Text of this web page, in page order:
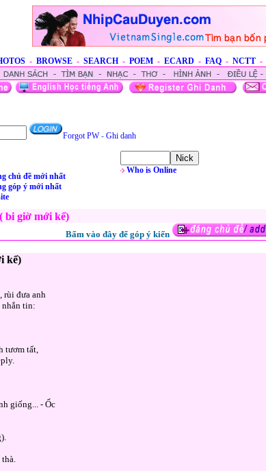
- BROWSE - SEARCH - POEM - ECARD - FAQ - NCTT -
Forgot PW- Ghi danh
chủ đề mới nhất
góp ý mới nhất
Who is Online
bi giờ mới kể)
Bấm vào đây để góp ý kiến
kể)
rùi đưa anh
nhắn tin:
tươm tất,
giống... - Ốc